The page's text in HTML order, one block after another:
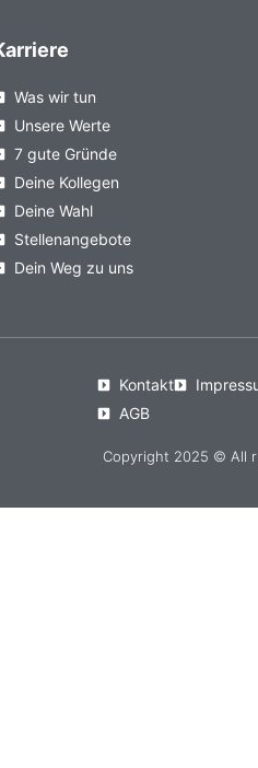
Was wir tun
Unsere Werte
7 gute Gründe
Deine Kollegen
Deine Wahl
Stellenangebote
Dein Weg zu uns
Kontakt
AGB
Copyright 2025 © All